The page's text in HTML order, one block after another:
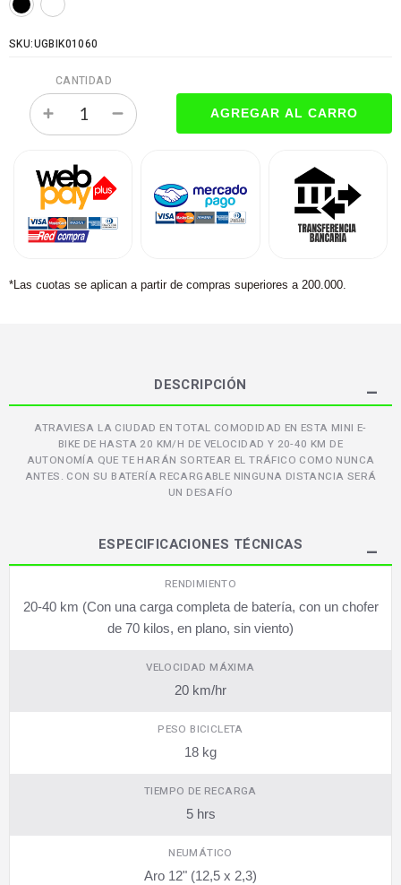
SKU:UGBIK01060
CANTIDAD
*Las cuotas se aplican a partir de compras superiores a 200.000.
DESCRIPCIÓN
ATRAVIESA LA CIUDAD EN TOTAL COMODIDAD EN ESTA MINI E-
BIKE DE HASTA 20 KM/H DE VELOCIDAD Y 20-40 KM DE
AUTONOMÍA QUE TE HARÁN SORTEAR EL TRÁFICO COMO NUNCA
ANTES. CON SU BATERÍA RECARGABLE NINGUNA DISTANCIA SERÁ
UN DESAFÍO
ESPECIFICACIONES TÉCNICAS
RENDIMIENTO
20-40 km (Con una carga completa de batería, con un chofer
de 70 kilos, en plano, sin viento)
VELOCIDAD MÁXIMA
20 km/hr
PESO BICICLETA
18 kg
TIEMPO DE RECARGA
5 hrs
NEUMÁTICO
Aro 12" (12,5 x 2,3)